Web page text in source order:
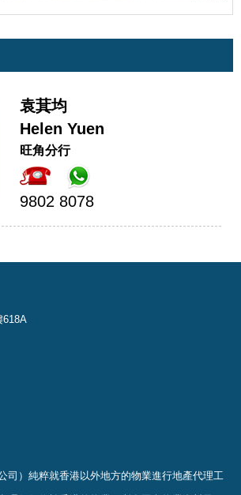
袁萁均
Helen Yuen
旺角分行
9802 8078
618A
司）純粹就香港以外地方的物業進行地產代理工